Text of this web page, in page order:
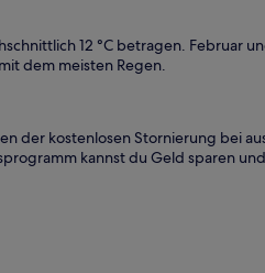
12 °C betragen. Februar
dem meisten Regen.
der kostenlosen Stornierung bei
kannst du Geld sparen